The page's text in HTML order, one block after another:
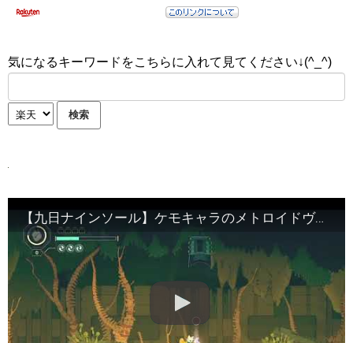
気になるキーワードをこちらに入れて見てください↓(^_^)
【九日ナインソール】ケモキャラのメトロイドヴァニア系ゲームをやる配信！！【ネタバレ注意】